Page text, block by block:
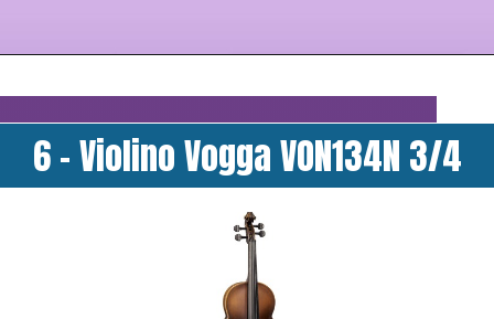
6 - Violino Vogga VON134N 3/4